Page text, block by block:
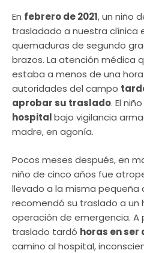
En febrero de 2021, un niño
trasladado a nuestra clínica
quemaduras de segundo
brazos. La atención médica
estaba a menos de una
autoridades del campo
aprobar su traslado. El niño
hospitalbajo vigilancia
madre, en agonía.
Pocos meses después, en
niño de cinco años fue
llevado a la misma pequeña
recomendó su traslado a un
operación de emergencia. A
traslado tardó horas en ser
camino al hospital,